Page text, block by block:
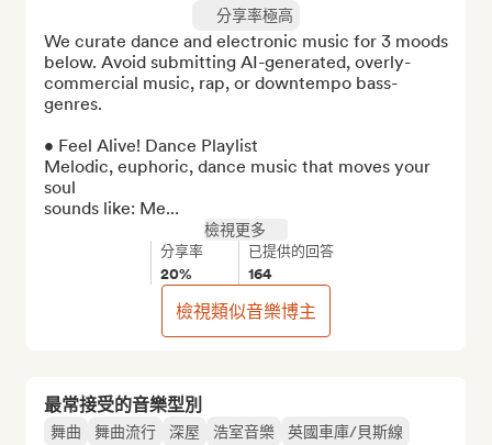
最常接受的音樂型別
舞曲 舞曲流行 深屋 浩室音樂 英國車庫/貝斯線
分享率極高
We curate dance and electronic music for 3 moods
below. Avoid submitting AI-generated, overly-
commercial music, rap, or downtempo bass-
genres.
• Feel Alive! Dance Playlist
Melodic, euphoric, dance music that moves your
soul
sounds like: Me...
檢視更多
分享率
20%
已提供的回答
164
檢視類似音樂博主